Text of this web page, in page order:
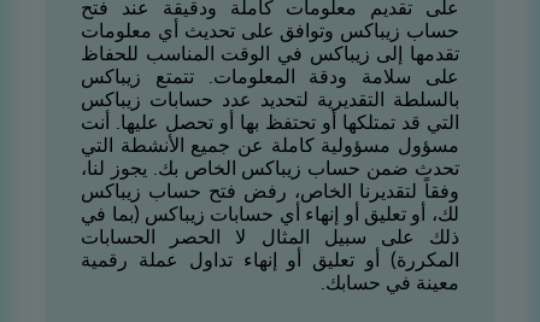
على تقديم معلومات كاملة ودقيقة عند فتح
حساب زيباكس وتوافق على تحديث أي معلومات
تقدمها إلى زيباكس في الوقت المناسب للحفاظ
على سلامة ودقة المعلومات. تتمتع زيباكس
بالسلطة التقديرية لتحديد عدد حسابات زيباكس
التي قد تمتلكها أو تحتفظ بها أو تحصل عليها. أنت
مسؤول مسؤولية كاملة عن جميع الأنشطة التي
تحدث ضمن حساب زيباكس الخاص بك. يجوز لنا،
وفقاً لتقديرنا الخاص، رفض فتح حساب زيباكس
لك، أو تعليق أو إنهاء أي حسابات زيباكس (بما في
ذلك على سبيل المثال لا الحصر الحسابات
المكررة) أو تعليق أو إنهاء تداول عملة رقمية
معينة في حسابك.